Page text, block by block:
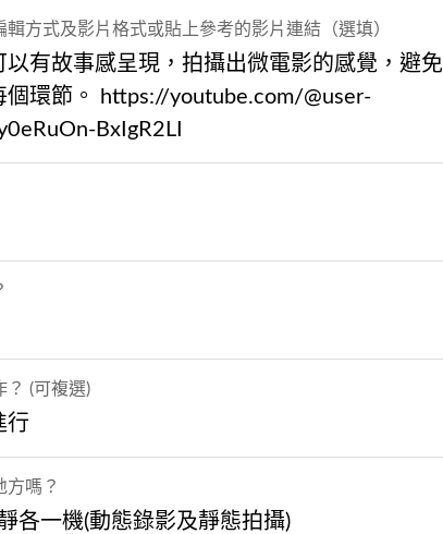
方式及影片格式或貼上參考的影片連結（選填）
以有故事感呈現，拍攝出微電影的感覺，避免
個環節。 https://youtube.com/@user-
BxIgR2LI
？ (可複選)
行
方嗎？
各一機(動態錄影及靜態拍攝)